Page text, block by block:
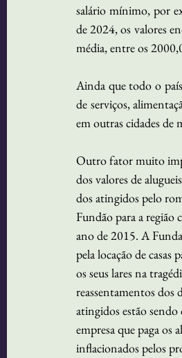
salário mínimo, por
de 2024, os valores
média, entre os
Ainda que todo o
de serviços,
em outras cidades de
Outro fator muito
dos valores de
dos atingidos pelo
Fundão para a região
ano de 2015. A
pela locação de casas
os seus lares na
reassentamentos
atingidos estão
empresa que paga os
inflacionados pelos